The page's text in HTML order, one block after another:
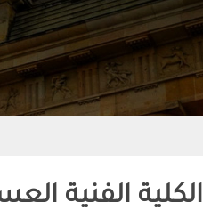
الكلية الفنية